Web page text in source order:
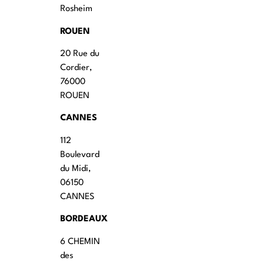
Rosheim
ROUEN
20 Rue du
Cordier,
76000
ROUEN
CANNES
112
Boulevard
du Midi,
06150
CANNES
BORDEAUX
6 CHEMIN
des